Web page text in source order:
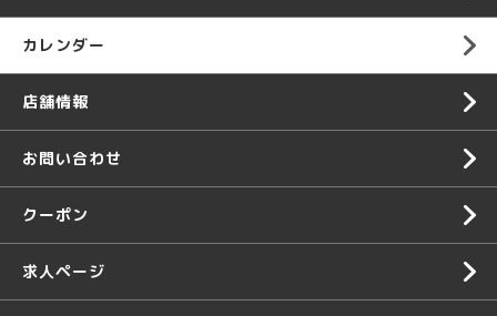
カレンダー
店舗情報
お問い合わせ
クーポン
求人ページ